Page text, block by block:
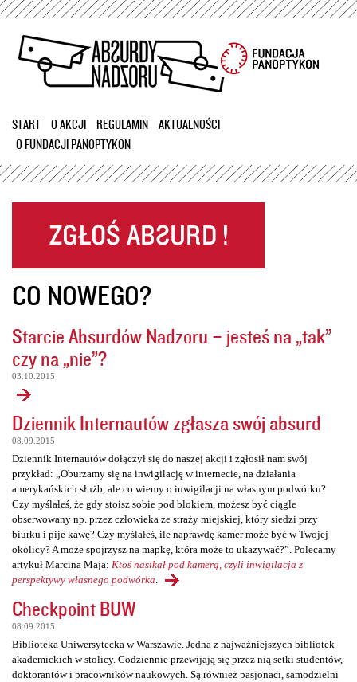
Przejdź
treści
START O AKCJI REGULAMIN
AKTUALNOŚCI
O FUNDACJI PANOPTYKON
CO NOWEGO?
Starcie Absurdów Nadzoru – jesteś na „tak”
czy na „nie”?
03.10.2015
Dziennik Internautów zgłasza swój absurd
08.09.2015
Dziennik Internautów dołączył się do naszej akcji i zgłosił nam swój
przykład: „Oburzamy się na inwigilację w internecie, na działania
amerykańskich służb, ale co wiemy o inwigilacji na własnym podwórku?
Czy myślałeś, że gdy stoisz sobie pod blokiem, możesz być ciągle
obserwowany np. przez człowieka ze straży miejskiej, który siedzi przy
biurku i pije kawę? Czy myślałeś, ile naprawdę kamer może być w Twojej
okolicy? A może spojrzysz na mapkę, która może to ukazywać?”. Polecamy
artykuł Marcina Maja: Ktoś nasikał pod kamerą, czyli inwigilacja z
perspektywy własnego podwórka
Checkpoint BUW
08.09.2015
Biblioteka Uniwersytecka w Warszawie. Jedna z najważniejszych bibliotek
akademickich w stolicy. Codziennie przewijają się przez nią setki studentów,
doktorantów i pracowników naukowych. Są również pasjonaci, samodzielni